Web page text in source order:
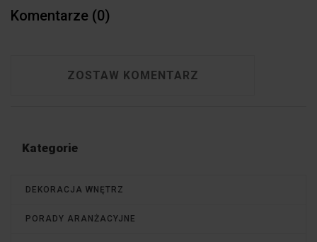
Komentarze (0)
ZOSTAW KOMENTARZ
Kategorie
DEKORACJA WNĘTRZ
PORADY ARANŻACYJNE